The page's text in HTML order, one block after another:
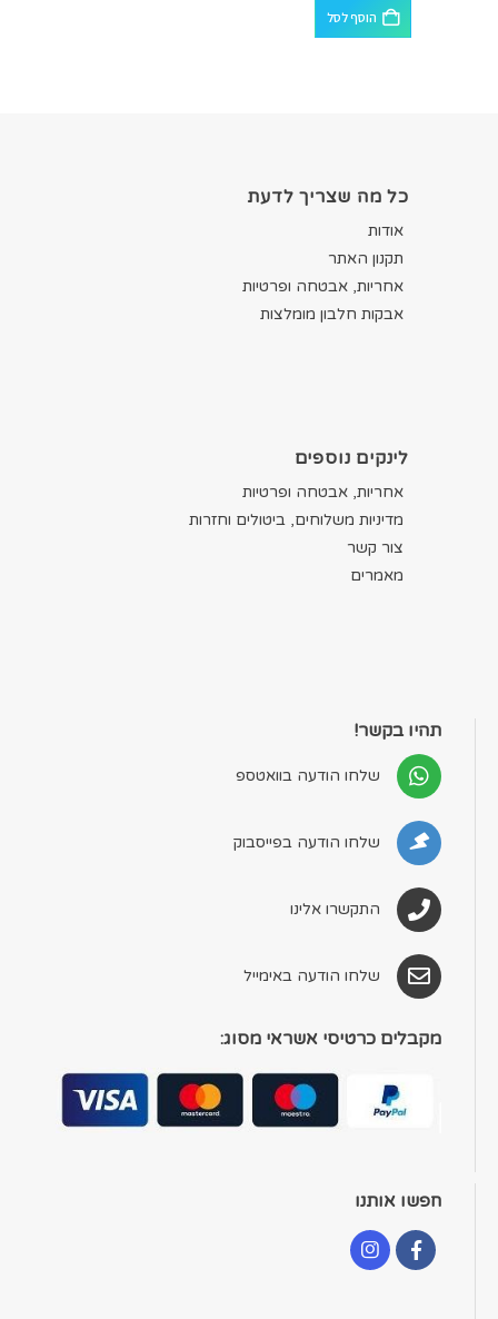
הוסף לסל
כל מה שצריך לדעת
אודות
תקנון האתר
אחריות, אבטחה ופרטיות
אבקות חלבון מומלצות
לינקים נוספים
אחריות, אבטחה ופרטיות
מדיניות משלוחים, ביטולים וחזרות
צור קשר
מאמרים
תהיו בקשר!
שלחו הודעה בוואטספ
שלחו הודעה בפייסבוק
התקשרו אלינו
שלחו הודעה באימייל
מקבלים כרטיסי אשראי מסוג:
חפשו אותנו